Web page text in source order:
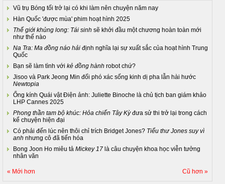
Vũ trụ Bóng tối trở lại có khi làm nên chuyện năm nay
Hàn Quốc 'được mùa' phim hoạt hình 2025
Thế giới khủng long: Tái sinh sẽ khởi đầu một chương hoàn toàn mới
như thế nào
Na Tra: Ma đồng náo hải định nghĩa lại sự xuất sắc của hoạt hình Trung
Quốc
Bạn sẽ làm tình với kẻ đồng hành robot chứ?
Jisoo và Park Jeong Min đối phó xác sống kinh dị pha lẫn hài hước
Newtopia
Ống kính Quái vật Điện ảnh: Juliette Binoche là chủ tịch ban giám khảo
LHP Cannes 2025
Phong thần tam bộ khúc: Hỏa chiến Tây Kỳđưa sử thi trở lại trong cách
kể chuyện hiện đại
Có phải đến lúc nên thôi chỉ trích Bridget Jones? Tiểu thư Jones suy vì
anh nhưng cô đã tiến hóa
Bong Joon Ho miêu tả Mickey 17 là câu chuyện khoa học viễn tưởng
nhân văn
« Mới hơn Cũ hơn »